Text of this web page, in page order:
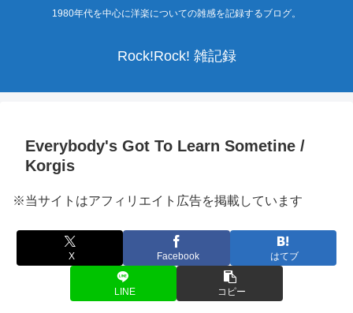
1980年代を中心に洋楽についての雑感を記録するブログ。
Rock!Rock! 雑記録
Everybody's Got To Learn Sometine /
Korgis
※当サイトはアフィリエイト広告を掲載しています
X Facebook はてブ
LINE コピー